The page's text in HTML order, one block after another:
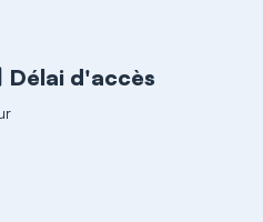
Délai d'accès